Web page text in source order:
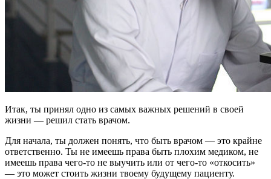
Итак, ты принял одно из самых важных решений в своей
жизни — решил стать врачом.
Для начала, ты должен понять, что быть врачом — это крайне
ответственно. Ты не имеешь права быть плохим медиком, не
имеешь права чего-то не выучить или от чего-то «откосить»
— это может стоить жизни твоему будущему пациенту.